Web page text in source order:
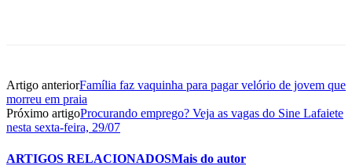
Artigo anteriorFamília faz vaquinha para pagar velório de jovem que
morreu em praia
Próximo artigoProcurando emprego? Veja as vagas do Sine Lafaiete
nesta sexta-feira, 29/07
ARTIGOS RELACIONADOSMais do autor